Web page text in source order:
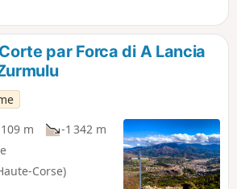
combine effort
d’un site naturel
par Forca di A Lancia
m
-1 342 m
Corse)